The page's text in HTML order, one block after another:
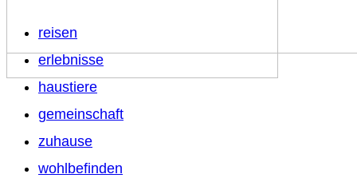
reisen
erlebnisse
haustiere
gemeinschaft
zuhause
wohlbefinden